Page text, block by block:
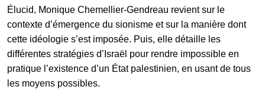
Élucid, Monique Chemellier-Gendreau revient sur le
contexte d’émergence du sionisme et sur la manière dont
cette idéologie s’est imposée. Puis, elle détaille les
différentes stratégies d’Israël pour rendre impossible en
pratique l’existence d’un État palestinien, en usant de tous
les moyens possibles.